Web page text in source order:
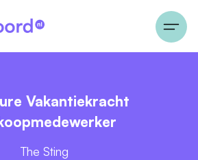
Vakantiekracht
The Sting